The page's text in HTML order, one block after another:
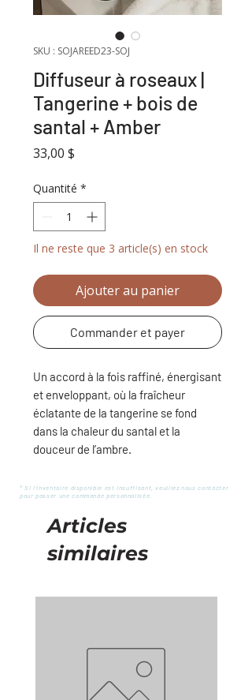
SKU : SOJAREED23-SOJ
Diffuseur à roseaux |
Tangerine + bois de
santal + Amber
33,00 $
Quantité *
Il ne reste que 3 article(s) en stock
Ajouter au panier
Commander et payer
Un accord à la fois raffiné, énergisant
et enveloppant, où la fraîcheur
éclatante de la tangerine se fond
dans la chaleur du santal et la
douceur de l’ambre.
* Si l'inventaire disponible est insuffisant, veuillez nous contacter
pour passer une commande personnalisée.
Articles
similaires